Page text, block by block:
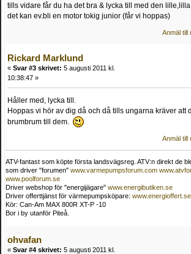
tills vidare får du ha det bra & lycka till med den lille,lilla
det kan ev.bli en motor tokig junior (får vi hoppas)
Anmäl till
Rickard Marklund
« Svar #3 skrivet: 5 augusti 2011 kl.
10:38:47 »
Håller med, lycka till.
Hoppas vi hör av dig då och då tills ungarna kräver att
brumbrum till dem.
Anmäl till
ATV-fantast som köpte första landsvägsreg. ATV:n direkt de
som driver "forumen" www.varmepumpsforum.com
www.poolforum.se
Driver webshop för "energijägare" www.energibutiken.se
Driver offerttjänst för värmepumpsköpare: www.energioffert.se
Kör: Can-Am MAX 800R XT-P -10
Bor i by utanför Piteå.
ohvafan
« Svar #4 skrivet: 5 augusti 2011 kl.